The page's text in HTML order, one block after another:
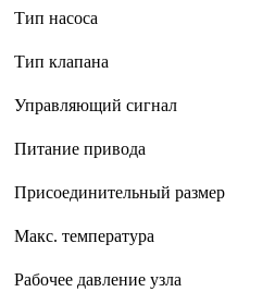
Тип насоса
Тип клапана
Управляющий сигнал
Питание привода
Присоединительный размер
Макс. температура
Рабочее давление узла